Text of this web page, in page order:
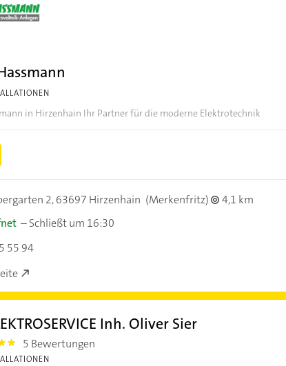
in Hirzenhain Ihr Partner für die moderne Elektrotechnik
2,63697 Hirzenhain (Merkenfritz)
4,1 km
–Schließt um 16:30
55 94
Inh. Oliver Sier
5 Bewertungen